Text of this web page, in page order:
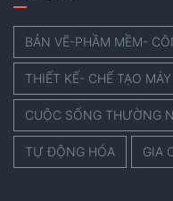
BẢN VẼ-PHẦM MỀM-
THIẾT KẾ- CHẾ TẠO MÁY
CUỘC SỐNG THƯỜNG
TỰ ĐỘNG HÓA GIA